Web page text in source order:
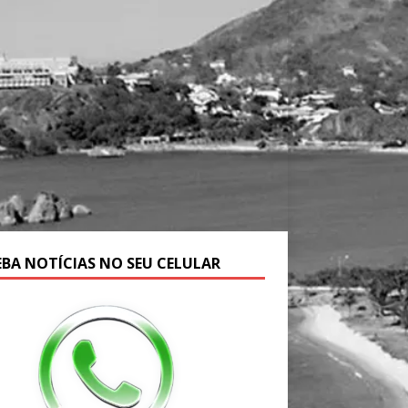
NOTÍCIAS NO SEU CELULAR